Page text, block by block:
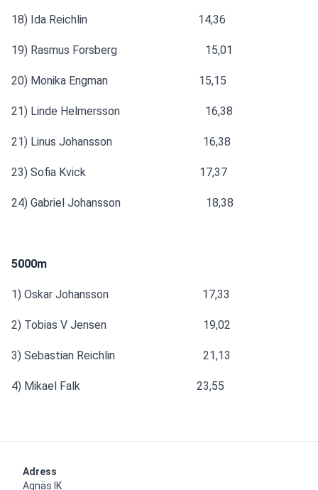
18) Ida Reichlin                                       14,36
19) Rasmus Forsberg                               15,01
20) Monika Engman                                15,15
21) Linde Helmersson                              16,38
21) Linus Johansson                                16,38
23) Sofia Kvick                                        17,37
24) Gabriel Johansson                              18,38
5000m
1) Oskar Johansson                                 17,33
2) Tobias V Jensen                                  19,02
3) Sebastian Reichlin                               21,13
4) Mikael Falk                                         23,55
Adress
Agnäs IK